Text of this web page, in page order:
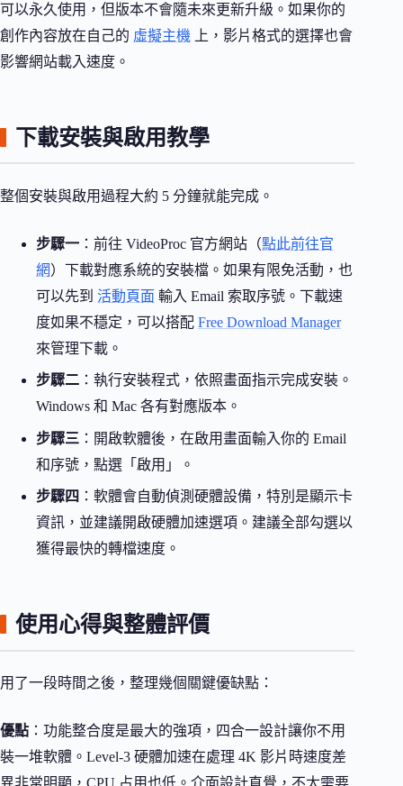
可以永久使用，但版本不會隨未來更新升級。如果你的
創作內容放在自己的 虛擬主機 上，影片格式的選擇也會
影響網站載入速度。
下載安裝與啟用教學
整個安裝與啟用過程大約 5 分鐘就能完成。
步驟一 ：前往 VideoProc 官方網站（點此前往官
網）下載對應系統的安裝檔。如果有限免活動，也
可以先到 活動頁面 輸入 Email 索取序號。下載速
度如果不穩定，可以搭配 Free Download Manager
來管理下載。
步驟二 ：執行安裝程式，依照畫面指示完成安裝。
Windows 和 Mac 各有對應版本。
步驟三 ：開啟軟體後，在啟用畫面輸入你的 Email
和序號，點選「啟用」。
步驟四 ：軟體會自動偵測硬體設備，特別是顯示卡
資訊，並建議開啟硬體加速選項。建議全部勾選以
獲得最快的轉檔速度。
使用心得與整體評價
用了一段時間之後，整理幾個關鍵優缺點：
優點 ：功能整合度是最大的強項，四合一設計讓你不用
裝一堆軟體。Level-3 硬體加速在處理 4K 影片時速度差
異非常明顯，CPU 占用也低。介面設計直覺，不太需要